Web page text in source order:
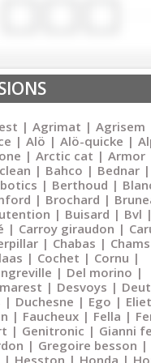
Agrimat
Agrisem
Alö Alö-quicke
Arctic cat
Armor
Bahco
Bednar
Berthoud
Brochard
Buisard
Bvl
Carroy giraudon
Chabas
Cochet
Cornu
Del morino
Desvoys
Duchesne Ego
Eliet
Faucheux Fella
Genitronic
Gianni
Gregoire besson
Hesston Honda